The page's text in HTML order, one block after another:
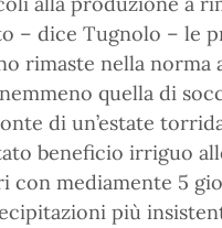
– dice Tugnolo – le
rimaste nella
quella di
di un’estate
beneficio irriguo
con mediamente 5
più